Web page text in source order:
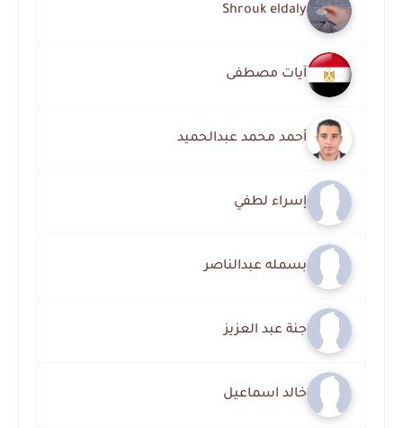
Shrouk eldaly
آيات مصطفى
أحمد محمد عبدالحميد
إسراء لطفي
بسمله عبدالناصر
جنة عبد العزيز
خالد اسماعيل